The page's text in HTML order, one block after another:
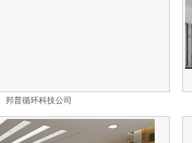
邦普循环科技公司